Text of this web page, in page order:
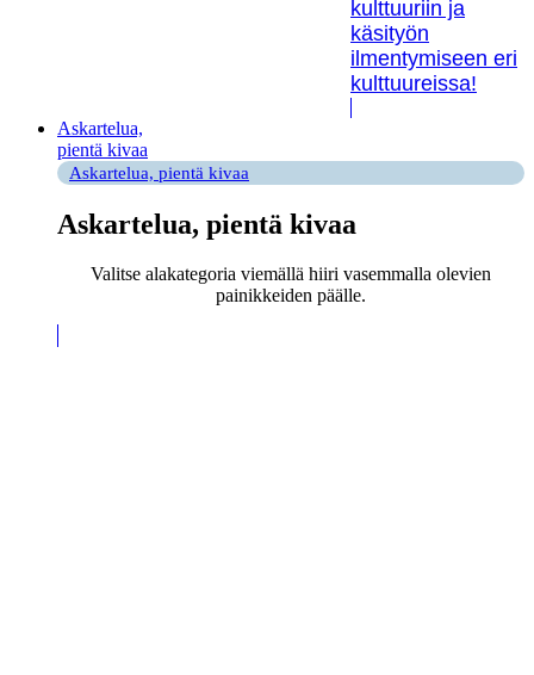
kulttuuriin ja
käsityön
ilmentymiseen eri
kulttuureissa!
Askartelua,
pientä kivaa
Askartelua, pientä kivaa
Askartelua, pientä kivaa
Valitse alakategoria viemällä hiiri vasemmalla olevien
painikkeiden päälle.